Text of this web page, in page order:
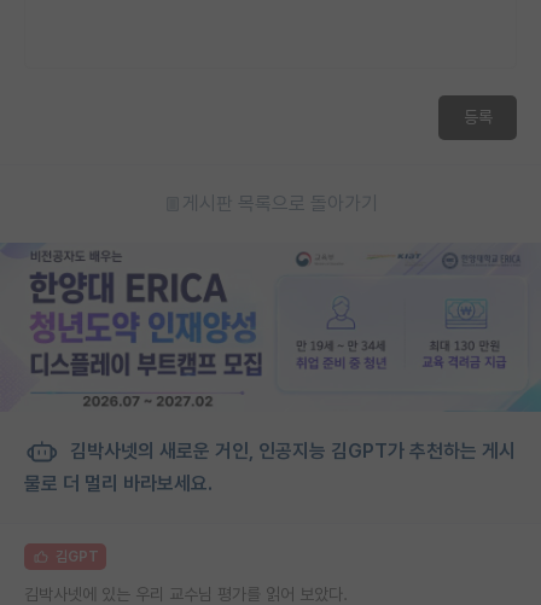
등록
게시판 목록으로 돌아가기
김박사넷의 새로운 거인, 인공지능 김GPT가 추천하는 게시
물로 더 멀리 바라보세요.
김GPT
김박사넷에 있는 우리 교수님 평가를 읽어 보았다.